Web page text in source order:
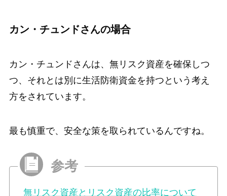
カン・チュンドさんの場合
カン・チュンドさんは、無リスク資産を確保しつ
つ、それとは別に生活防衛資金を持つという考え
方をされています。
最も慎重で、安全な策を取られているんですね。
無リスク資産とリスク資産の比率について